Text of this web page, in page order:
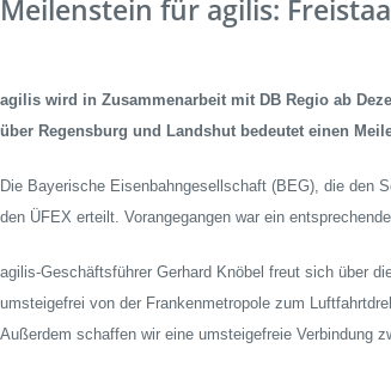
Korridorsanierung
Meilenstein für agilis:
agilis wird in Zusammenarbeit mit DB Regio ab
über Regensburg und Landshut bedeutet einen
Die Bayerische Eisenbahngesellschaft (BEG), die den
den ÜFEX erteilt. Vorangegangen war ein
agilis-Geschäftsführer Gerhard Knöbel freut sich über
umsteigefrei von der Frankenmetropole zum
Außerdem schaffen wir eine umsteigefreie Verbindung